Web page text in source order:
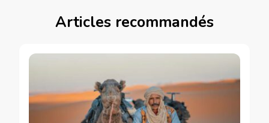
Articles recommandés